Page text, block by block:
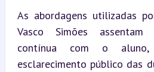
As abordagens utilizadas
Vasco Simões assentam
contínua com o
esclarecimento público das